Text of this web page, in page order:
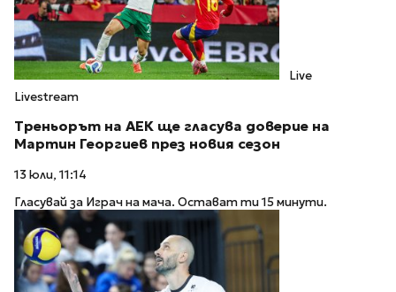
Live
Livestream
Треньорът на АЕК ще гласува доверие на
Мартин Георгиев през новия сезон
13 юли, 11:14
Гласувай за Играч на мача. Остават ти 15 минути.